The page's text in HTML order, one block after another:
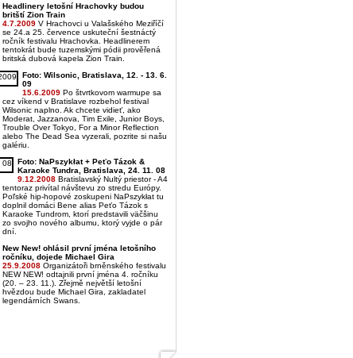
Headlinery letošní Hrachovky budou
britští Zion Train
4.7.2009 V Hrachovci u Valašského Meziříčí
se 24.a 25. července uskuteční šestnáctý
ročník festivalu Hrachovka. Headlinerem
tentokrát bude tuzemskými pódii prověřená
britská dubová kapela Zion Train.
Foto: Wilsonic, Bratislava, 12. - 13. 6.
09
15.6.2009 Po štvrtkovom warmupe sa
cez víkend v Bratislave rozbehol festival
Wilsonic naplno. Ak chcete vidieť, ako
Moderat, Jazzanova, Tim Exile, Junior Boys,
Trouble Over Tokyo, For a Minor Reflection
alebo The Dead Sea vyzerali, pozrite si našu
galériu.
Foto: NaPszykłat + Peťo Tázok &
Karaoke Tundra, Bratislava, 24. 11. 08
9.12.2008 Bratislavský Nultý priestor - A4
tentoraz privítal návštevu zo stredu Európy.
Poľské hip-hopové zoskupeni NaPszykłat tu
doplnil domáci Bene alias Peťo Tázok s
Karaoke Tundrom, ktorí predstavili väčšinu
zo svojho nového albumu, ktorý vyjde o pár
dní.
New New! ohlásil první jména letošního
ročníku, dojede Michael Gira
25.9.2008 Organizátoři brněnského festivalu
NEW NEW! odtajnili první jména 4. ročníku
(20. – 23. 11.). Zřejmě největší letošní
hvězdou bude Michael Gira, zakladatel
legendárních Swans.